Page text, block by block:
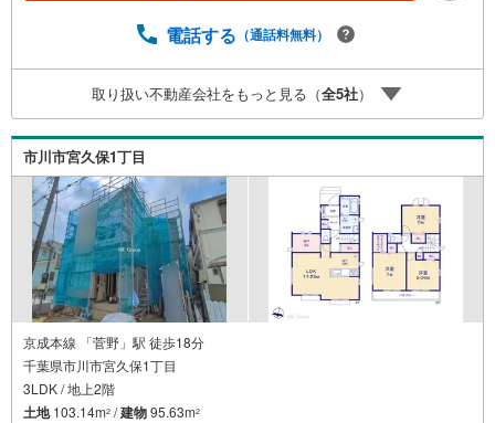
の？疾病ってなに？ローン組めるかな？」わからないこと
ーンの組み方、知らないと損する税金のこと等トータルで
サポート致します！
電話する （通話料無料）
取り扱い不動産会社をもっと見る（全5社）
市川市宮久保1丁目
京成本線 「菅野」駅 徒歩18分
千葉県市川市宮久保1丁目
3LDK / 地上2階
土地103.14m2 /建物95.63m2